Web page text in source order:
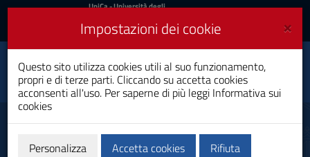
Vai
al
UniCa
Accedi
UniCa- Università degli
Accedi UniCA News
Toggle
navigation
Management del
Turismo e della
Sostenibilità
Laurea Magistrale
Rappresentanti studenti
×
Impostazioni dei cookie
Questo sito utilizza cookies utili al suo funzionamento,
propri e di terze parti. Cliccando su accetta cookies
acconsenti all'uso. Per saperne di più leggi Informativa sui
cookies
Personalizza Accetta cookies Rifiuta